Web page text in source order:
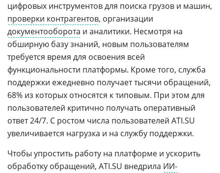
цифровых инструментов для поиска грузов и машин,
проверки контрагентов, организации
документооборота и аналитики. Несмотря на
обширную базу знаний, новым пользователям
требуется время для освоения всей
функциональности платформы. Кроме того, служба
поддержки ежедневно получает тысячи обращений,
68% из которых относятся к типовым. При этом для
пользователей критично получать оперативный
ответ 24/7. С ростом числа пользователей ATI.SU
увеличивается нагрузка и на службу поддержки.
Чтобы упростить работу на платформе и ускорить
обработку обращений, ATI.SU внедрила ИИ-